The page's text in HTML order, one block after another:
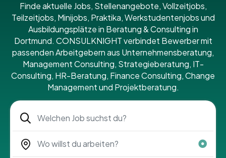
Finde aktuelle Jobs, Stellenangebote, Vollzeitjobs,
Teilzeitjobs, Minijobs, Praktika, Werkstudentenjobs und
Ausbildungsplätze in Beratung & Consulting in
Dortmund. CONSULKNIGHT verbindet Bewerber mit
passenden Arbeitgebern aus Unternehmensberatung,
Management Consulting, Strategieberatung, IT-
Consulting, HR-Beratung, Finance Consulting, Change
Management und Projektberatung.